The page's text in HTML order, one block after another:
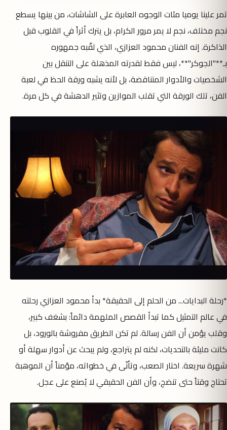
تمر علينا يوميا مئات الوجوه العابرة على الشاشات، من بينها يسطع
نجم مختلف، نجم لا يمر مرور الكرام، بل يترك أثراً في القلوب قبل
الذاكرة. إنه الفنان محمود العزازي، الذي لقّبه جمهوره
بـ**"الجوكر"**، ليس فقط لقدرته المذهلة على التنقل بين
الشخصيات والأدوار المتناقضة، بل لأنه يشبه ورقة الحظ في لعبة
الفن، تلك الورقة التي تقلب الموازين وتثير الدهشة في كل مرة.
*رحلة البدايات... من الحلم إلى الحقيقة* بدأ محمود العزازي رحلته
في عالم التمثيل كما تبدأ القصص الملهمة دائماً: بشغف كبير،
وقلب يؤمن أن الفن رسالة. لم تكن الطريق مفروشة بالورود، بل
كانت مليئة بالتحديات، لكنه لم يتراجع، ولم يبحث عن أدوار سهلة أو
شهرة سريعة. اختار الصعب، وتأنّى في خطواته، مؤمناً أن الموهبة
تحتاج وقتاً حتى تنضج، وأن الفن الحقيقي لا يُصنع على عجل.